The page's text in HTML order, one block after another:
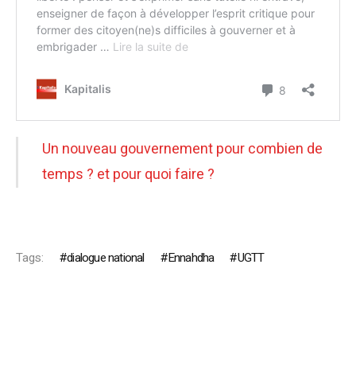
Un nouveau gouvernement pour combien de
temps ? et pour quoi faire ?
Tags: dialogue national Ennahdha UGTT